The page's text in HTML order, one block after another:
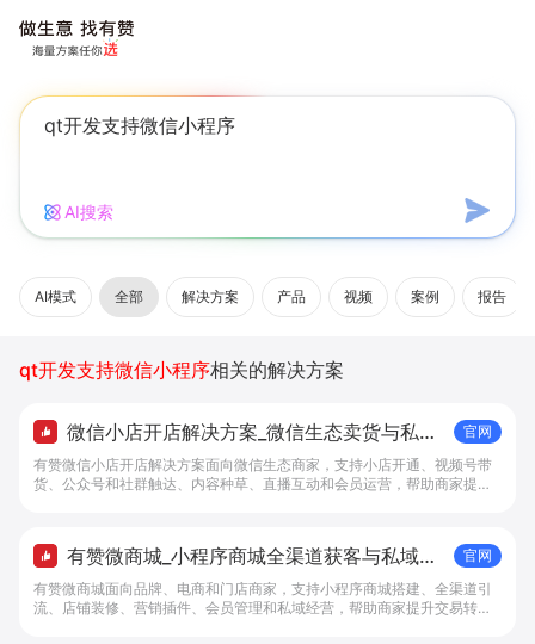
AI搜索
AI模式 全部 解决方案 产品 视频 案例 报告
qt开发支持微信小程序相关的解决方案
微信小店开店解决方案_微信生态卖货与私域
经营 - 做生意, 找有赞
官网
有赞微信小店开店解决方案面向微信生态商家，支持小店开通、视频号带
货、公众号和社群触达、内容种草、直播互动和会员运营，帮助商家提升
有赞微商城_小程序商城全渠道获客与私域复
购工具 - 做生意, 找有赞
官网
有赞微商城面向品牌、电商和门店商家，支持小程序商城搭建、全渠道引
流、店铺装修、营销插件、会员管理和私域经营，帮助商家提升交易转化